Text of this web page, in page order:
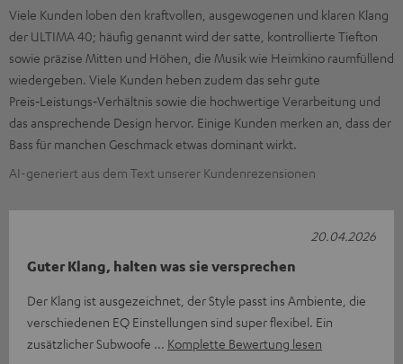
Viele Kunden loben den kraftvollen, ausgewogenen und klaren Klang
der ULTIMA 40; häufig genannt wird der satte, kontrollierte Tiefton
sowie präzise Mitten und Höhen, die Musik wie Heimkino raumfüllend
wiedergeben. Viele Kunden heben zudem das sehr gute
Preis‑Leistungs‑Verhältnis sowie die hochwertige Verarbeitung und
das ansprechende Design hervor. Einige Kunden merken an, dass der
Bass für manchen Geschmack etwas dominant wirkt.
AI-generiert aus dem Text unserer Kundenrezensionen
Guter Klang, halten was sie versprechen
Der Klang ist ausgezeichnet, der Style passt ins Ambiente, die
verschiedenen EQ Einstellungen sind super flexibel. Ein
zusätzlicher Subwoofe
Komplette Bewertung lesen
20.04.2026